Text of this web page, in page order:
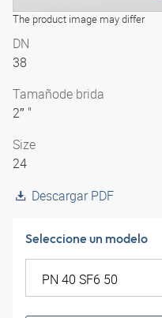
The product image may differ
DN
38
Tamañode brida
2″ "
Size
24
Descargar PDF
Seleccione un modelo